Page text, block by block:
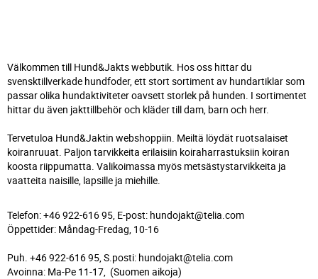
Välkommen till Hund&Jakts webbutik. Hos oss hittar du
svensktillverkade hundfoder, ett stort sortiment av hundartiklar som
passar olika hundaktiviteter oavsett storlek på hunden. I sortimentet
hittar du även jakttillbehör och kläder till dam, barn och herr.
Tervetuloa Hund&Jaktin webshoppiin. Meiltä löydät ruotsalaiset
koiranruuat. Paljon tarvikkeita erilaisiin koiraharrastuksiin koiran
koosta riippumatta. Valikoimassa myös metsästystarvikkeita ja
vaatteita naisille, lapsille ja miehille.
Telefon: +46 922-616 95, E-post: hundojakt@telia.com
Öppettider: Måndag-Fredag, 10-16
Puh. +46 922-616 95, S.posti: hundojakt@telia.com
Avoinna: Ma-Pe 11-17, (Suomen aikoja)